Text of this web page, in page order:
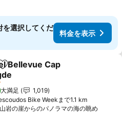
を選択してくだ
料金を表示
お気に入りに追加
Bellevue Cap
のランク
大満足
1,019
Bike Weekまで1.1 km
岩の崖からのパノラマの海の眺め